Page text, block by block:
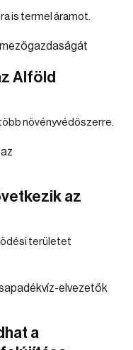
is termel áramot.
Alföld
növényvédőszerre.
az
területet
a